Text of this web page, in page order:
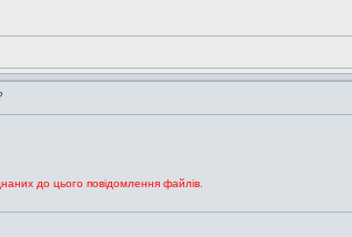
до цього повідомлення файлів.